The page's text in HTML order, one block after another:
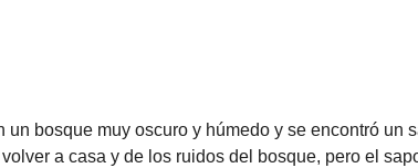
un bosque muy oscuro y húmedo y se encontró un
a casa y de los ruidos del bosque, pero el